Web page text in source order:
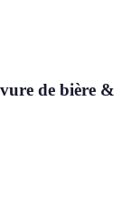
de bière &